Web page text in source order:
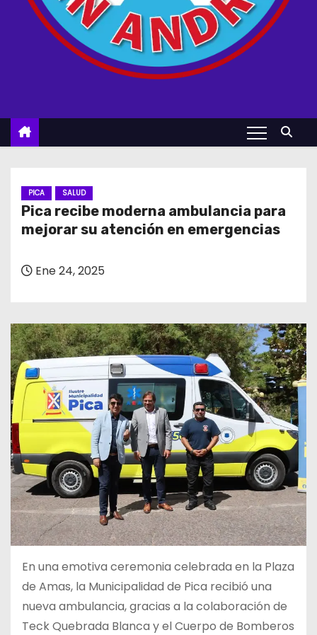
PICA SALUD
Pica recibe moderna ambulancia para
mejorar su atención en emergencias
Ene 24, 2025
En una emotiva ceremonia celebrada en la Plaza
de Amas, la Municipalidad de Pica recibió una
nueva ambulancia, gracias a la colaboración de
Teck Quebrada Blanca y el Cuerpo de Bomberos